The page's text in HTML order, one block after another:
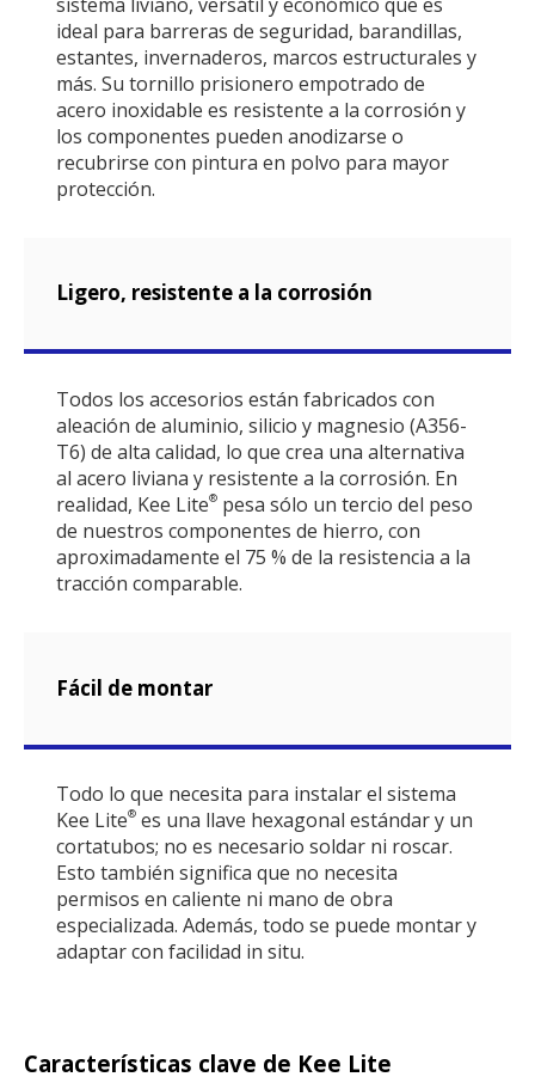
ideal para barreras de seguridad, barandillas,
estantes, invernaderos, marcos estructurales y
más. Su tornillo prisionero empotrado de
acero inoxidable es resistente a la corrosión y
los componentes pueden anodizarse o
recubrirse con pintura en polvo para mayor
protección.
Ligero, resistente a la corrosión
Todos los accesorios están fabricados con
aleación de aluminio, silicio y magnesio (A356-
T6) de alta calidad, lo que crea una alternativa
al acero liviana y resistente a la corrosión. En
realidad, Kee Lite®pesa sólo un tercio del peso
de nuestros componentes de hierro, con
aproximadamente el 75 % de la resistencia a la
tracción comparable.
Fácil de montar
Todo lo que necesita para instalar el sistema
Kee Lite®es una llave hexagonal estándar y un
cortatubos; no es necesario soldar ni roscar.
Esto también significa que no necesita
permisos en caliente ni mano de obra
especializada. Además, todo se puede montar y
adaptar con facilidad in situ.
Características clave de Kee Lite